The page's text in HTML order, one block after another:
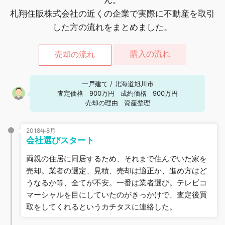
札翔住販株式会社の近くの企業で実際に不動産を取引
した方の流れをまとめました。
売却の流れ 購入の流れ
一戸建て / 北海道旭川市
査定価格
900万円 成約価格
900万円
売却の理由
資産整理
2018年8月
会社選びスタート
両親の住居に同居するため、それまで住んでいた家を
売却。業者の選定、見積、売却は適正か、進め方はど
うなるか等、全てが不安。一番は業者選び。テレビコ
マーシャルを目にしていたのがきっかけで、査定後買
取をしてくれるというカチタスに連絡した。